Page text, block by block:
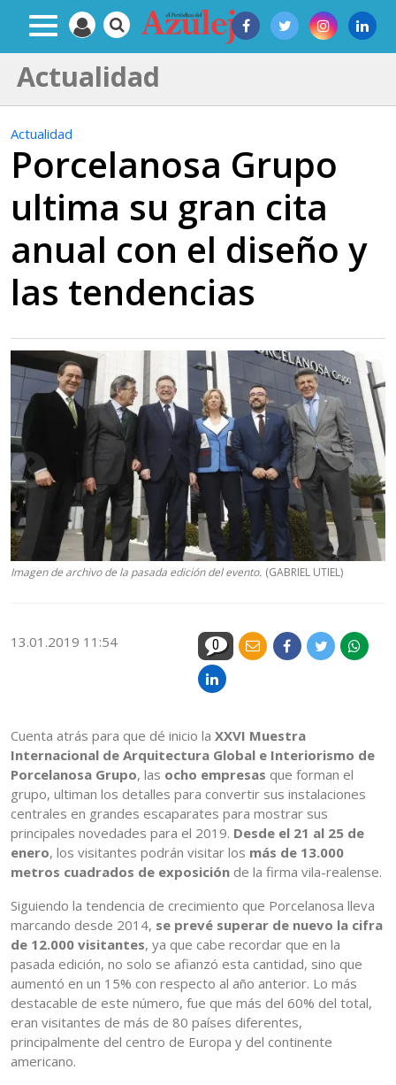
Actualidad
Actualidad
Porcelanosa Grupo
ultima su gran cita
anual con el diseño y
las tendencias
Imagen de archivo de la pasada edición del evento. (GABRIEL UTIEL)
13.01.2019 11:54 0
Cuenta atrás para que dé inicio la XXVI Muestra
Internacional de Arquitectura Global e Interiorismo de
Porcelanosa Grupo, las ocho empresas que forman el
grupo, ultiman los detalles para convertir sus instalaciones
centrales en grandes escaparates para mostrar sus
principales novedades para el 2019. Desde el 21 al 25 de
enero, los visitantes podrán visitar los más de 13.000
metros cuadrados de exposición de la firma vila-realense.
Siguiendo la tendencia de crecimiento que Porcelanosa lleva
marcando desde 2014, se prevé superar de nuevo la cifra
de 12.000 visitantes, ya que cabe recordar que en la
pasada edición, no solo se afianzó esta cantidad, sino que
aumentó en un 15% con respecto al año anterior. Lo más
destacable de este número, fue que más del 60% del total,
eran visitantes de más de 80 países diferentes,
principalmente del centro de Europa y del continente
americano.